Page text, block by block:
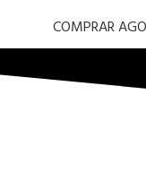
COMPRAR